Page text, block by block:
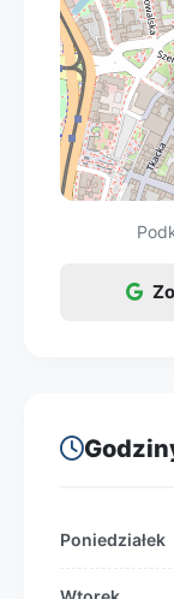
dzieciom
schodów;
buty.
Poniedziałek